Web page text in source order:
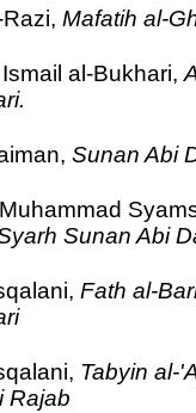
Mafatih al-
al-Bukhari,
Sunan Abi
Sunan Abi
Fath al-
Tabyin al-
Rajab